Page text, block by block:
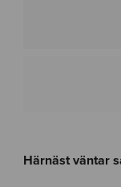
Härnäst väntar